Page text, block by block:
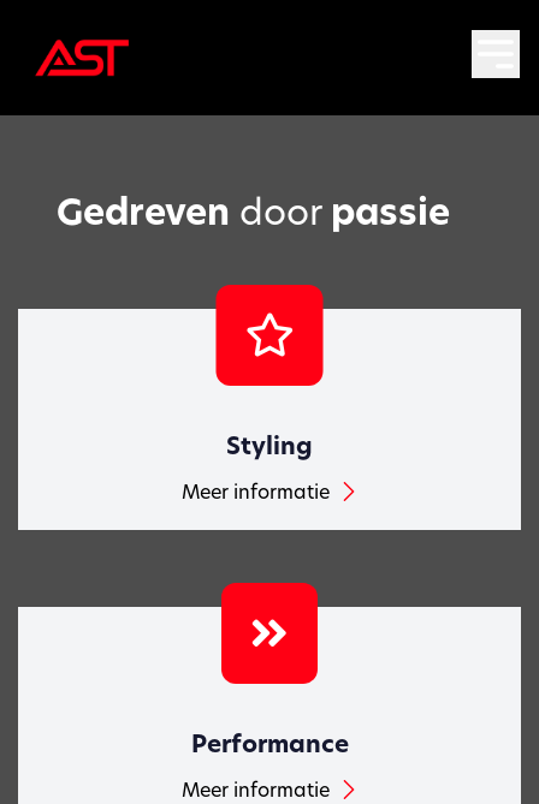
Gedreven door passie
Styling
Meer informatie
Performance
Meer informatie